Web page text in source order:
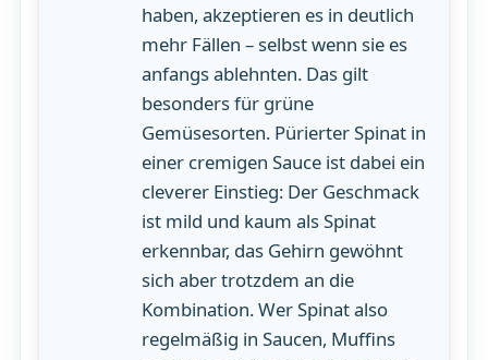
haben, akzeptieren es in deutlich
mehr Fällen – selbst wenn sie es
anfangs ablehnten. Das gilt
besonders für grüne
Gemüsesorten. Pürierter Spinat in
einer cremigen Sauce ist dabei ein
cleverer Einstieg: Der Geschmack
ist mild und kaum als Spinat
erkennbar, das Gehirn gewöhnt
sich aber trotzdem an die
Kombination. Wer Spinat also
regelmäßig in Saucen, Muffins